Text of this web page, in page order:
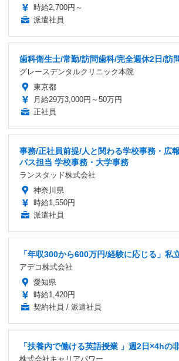
時給2,700円～
派遣社員
歯科衛生士/常勤/訪問歯科/完全週休2日/訪
グレースデンタルクリニック本院
東京都
月給29万3,000円～50万円
正社員
事務/正社員前提/人と関わる学校事務・広
パス担当 学校事務・大学事務
ランスタッド株式会社
神奈川県
時給1,550円
派遣社員
「年収300から600万円/経験に応じる」私
アデコ株式会社
愛知県
時給1,420円
契約社員 / 派遣社員
「扶養内で働ける英語授業 」週2日×4hの
株式会社キャリアパワー